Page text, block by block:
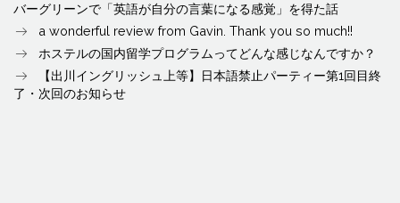
バーグリーンで「英語が自分の言葉になる感覚」を得た話
a wonderful review from Gavin. Thank you so much!!
ホステルの国内留学プログラムってどんな感じなんですか？
【出川イングリッシュ上等】日本語禁止パーティー第1回目終
了・次回のお知らせ